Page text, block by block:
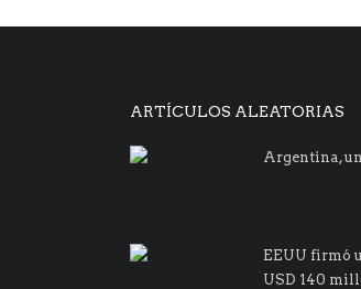
ARTÍCULOS ALEATORIAS
Argentina,
EEUU firmó
USD 140